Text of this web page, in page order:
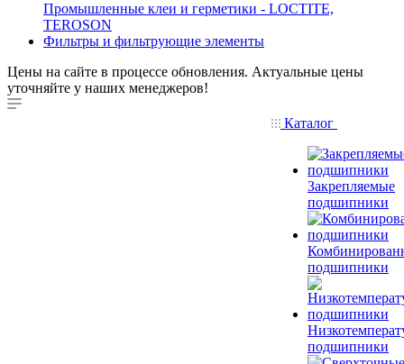
Промышленные клеи и герметики - LOCTITE,
TEROSON
Фильтры и фильтрующие элементы
Цены на сайте в процессе обновления. Актуальные цены
уточняйте у наших менеджеров!
Каталог
Закрепляемые
подшипники
подшипники
подшипники